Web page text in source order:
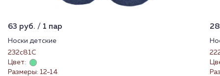
63 руб. / 1 пар
Носки детские
232с81С
Цвет:
Размеры: 12-14